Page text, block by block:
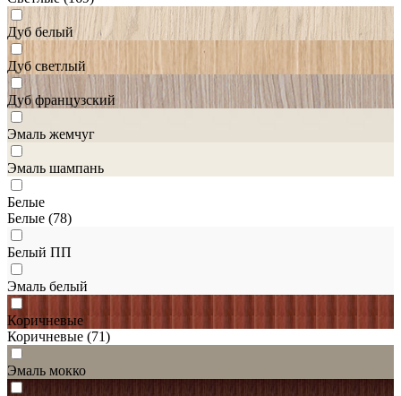
Дуб белый
Дуб светлый
Дуб французский
Эмаль жемчуг
Эмаль шампань
Белые
Белые (78)
Белый ПП
Эмаль белый
Коричневые
Коричневые (71)
Эмаль мокко